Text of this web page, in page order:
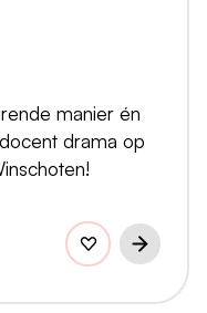
manier én
drama op